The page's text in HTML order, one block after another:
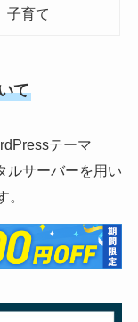
子育て
て
テーマ
ルサーバーを用い